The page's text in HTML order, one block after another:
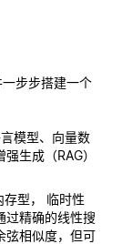
步步搭建一个
模型、向量数
生成（RAG）
型， 临时性
过精确的线性搜
弦相似度，但可